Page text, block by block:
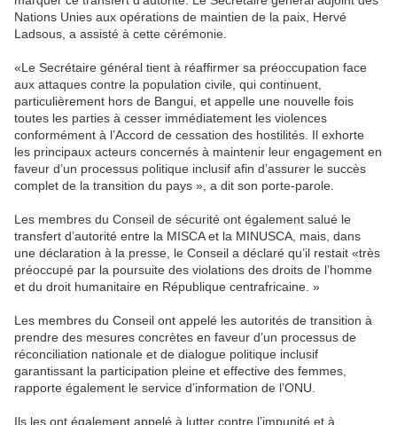
Nations Unies aux opérations de maintien de la paix, Hervé
Ladsous, a assisté à cette cérémonie.
«Le Secrétaire général tient à réaffirmer sa préoccupation face
aux attaques contre la population civile, qui continuent,
particulièrement hors de Bangui, et appelle une nouvelle fois
toutes les parties à cesser immédiatement les violences
conformément à l’Accord de cessation des hostilités. Il exhorte
les principaux acteurs concernés à maintenir leur engagement en
faveur d’un processus politique inclusif afin d’assurer le succès
complet de la transition du pays », a dit son porte-parole.
Les membres du Conseil de sécurité ont également salué le
transfert d’autorité entre la MISCA et la MINUSCA, mais, dans
une déclaration à la presse, le Conseil a déclaré qu’il restait «très
préoccupé par la poursuite des violations des droits de l’homme
et du droit humanitaire en République centrafricaine. »
Les membres du Conseil ont appelé les autorités de transition à
prendre des mesures concrètes en faveur d’un processus de
réconciliation nationale et de dialogue politique inclusif
garantissant la participation pleine et effective des femmes,
rapporte également le service d’information de l’ONU.
Ils les ont également appelé à lutter contre l’impunité et à